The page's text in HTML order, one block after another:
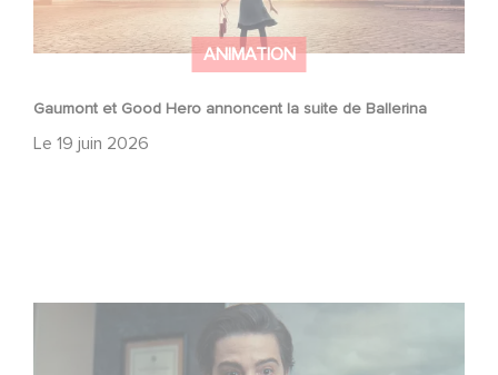
ANIMATION
Gaumont et Good Hero annoncent la suite de Ballerina
Le 19 juin 2026
Mexico 86, est à retrouver dès maintenant sur Netflix